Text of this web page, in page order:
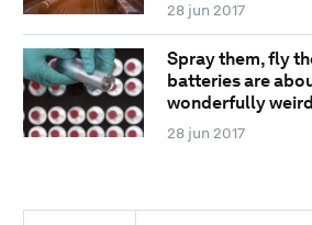
28 jun 2017
Spray them, fly
batteries are
wonderfully weird
28 jun 2017